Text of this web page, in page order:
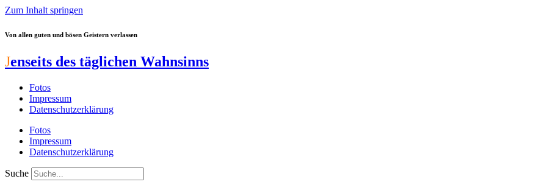
Zum Inhalt springen
Von allen guten und bösen Geistern verlassen
Jenseits des täglichen Wahnsinns
Fotos
Impressum
Datenschutzerklärung
Fotos
Impressum
Datenschutzerklärung
Suche